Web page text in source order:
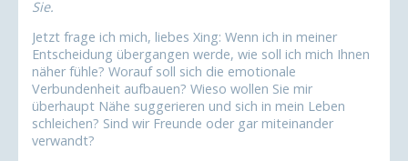
Sie.
Jetzt frage ich mich, liebes Xing: Wenn ich in meiner
Entscheidung übergangen werde, wie soll ich mich Ihnen
näher fühle? Worauf soll sich die emotionale
Verbundenheit aufbauen? Wieso wollen Sie mir
überhaupt Nähe suggerieren und sich in mein Leben
schleichen? Sind wir Freunde oder gar miteinander
verwandt?